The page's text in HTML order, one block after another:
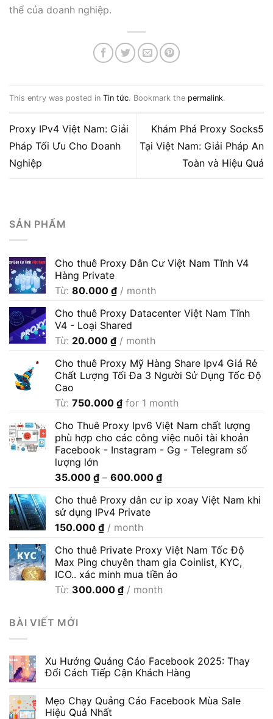
thể của doanh nghiệp.
This entry was posted in Tin tức. Bookmark the permalink.
Proxy IPv4 Việt Nam: Giải
Pháp Tối Ưu Cho Doanh
Nghiệp
Khám Phá Proxy Socks5
Tại Việt Nam: Giải Pháp An
Toàn và Hiệu Quả
SẢN PHẨM
Cho thuê Proxy Dân Cư Việt Nam Tĩnh V4
Hàng Private
Từ: 80.000 ₫ / month
Cho thuê Proxy Datacenter Việt Nam Tĩnh
V4 - Loại Shared
Từ: 20.000 ₫ / month
Cho thuê Proxy Mỹ Hàng Share Ipv4 Giá Rẻ
Chất Lượng Tối Đa 3 Người Sử Dụng Tốc Độ
Cao
Từ: 750.000 ₫ for 1 month
Cho Thuê Proxy Ipv6 Việt Nam chất lượng
phù hợp cho các công việc nuôi tài khoản
Facebook - Instagram - Gg - Telegram số
lượng lớn
35.000 ₫ – 600.000 ₫Khoảng
từ
Cho thuê Proxy dân cư ip xoay Việt Nam khi
sử dụng IPv4 Private
150.000 ₫ / month
Cho thuê Private Proxy Việt Nam Tốc Độ
Max Ping chuyên tham gia Coinlist, KYC,
ICO.. xác minh mua tiền ảo
Từ: 300.000 ₫ / month
BÀI VIẾT MỚI
Xu Hướng Quảng Cáo Facebook 2025: Thay
Đổi Cách Tiếp Cận Khách Hàng
Mẹo Chạy Quảng Cáo Facebook Mùa Sale
Hiệu Quả Nhất